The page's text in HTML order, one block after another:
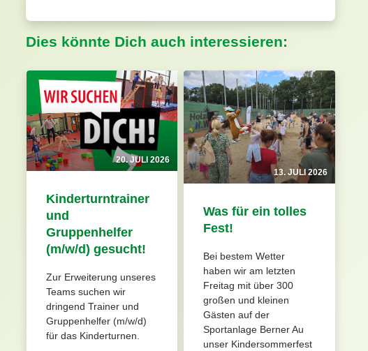
Dies könnte Dich auch interessieren:
20. JULI 2026
Kinderturntrainer
und
Gruppenhelfer
(m/w/d) gesucht!
Zur Erweiterung unseres
Teams suchen wir
dringend Trainer und
Gruppenhelfer (m/w/d)
für das Kinderturnen.
13. JULI 2026
Was für ein tolles
Fest!
Bei bestem Wetter
haben wir am letzten
Freitag mit über 300
großen und kleinen
Gästen auf der
Sportanlage Berner Au
unser Kindersommerfest